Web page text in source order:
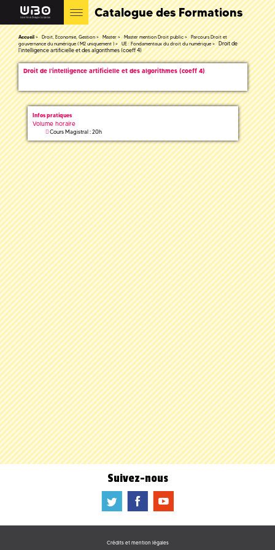
Catalogue des Formations
Accueil Droit, Economie, Gestion Master Master mention Droit public
Parcours Droit et
gouvernance du numérique ( M2 uniquement )
UE : Fondamentaux du droit du numérique
Droit de
l'intelligence artificielle et des algorithmes (coeff 4)
Droit de l'intelligence artificielle et des algorithmes (coeff 4)
Infos pratiques
Volume horaire
Cours Magistral : 20h
Suivez-nous
a b f
Crédits et mention légales